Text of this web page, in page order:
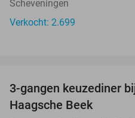
Scheveningen
Verkocht: 2.699
3-gangen keuzediner
Haagsche Beek